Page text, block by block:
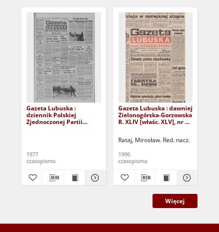
Gazeta Lubuska :
dziennik Polskiej
Zjednoczonej Partii
1977
czasopismo
Gazeta Lubuska : dawniej
Zielonogórska-Gorzowska
R. XLIV [właśc. XLV], nr 52
Rataj, Mirosław. Red. nacz.
1996
czasopisma
Więcej